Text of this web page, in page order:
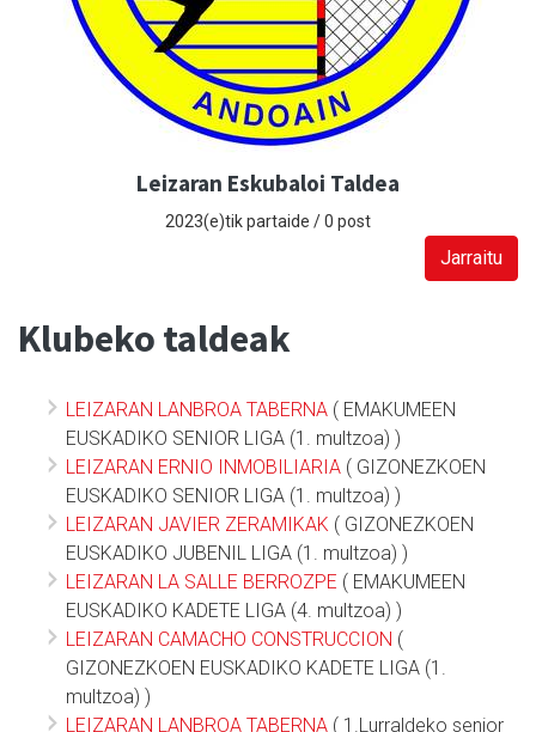
Leizaran Eskubaloi Taldea
2023(e)tik partaide / 0 post
Jarraitu
Klubeko taldeak
LEIZARAN LANBROA TABERNA ( EMAKUMEEN
EUSKADIKO SENIOR LIGA (1. multzoa) )
LEIZARAN ERNIO INMOBILIARIA ( GIZONEZKOEN
EUSKADIKO SENIOR LIGA (1. multzoa) )
LEIZARAN JAVIER ZERAMIKAK ( GIZONEZKOEN
EUSKADIKO JUBENIL LIGA (1. multzoa) )
LEIZARAN LA SALLE BERROZPE ( EMAKUMEEN
EUSKADIKO KADETE LIGA (4. multzoa) )
LEIZARAN CAMACHO CONSTRUCCION (
GIZONEZKOEN EUSKADIKO KADETE LIGA (1.
multzoa) )
LEIZARAN LANBROA TABERNA ( 1.Lurraldeko senior